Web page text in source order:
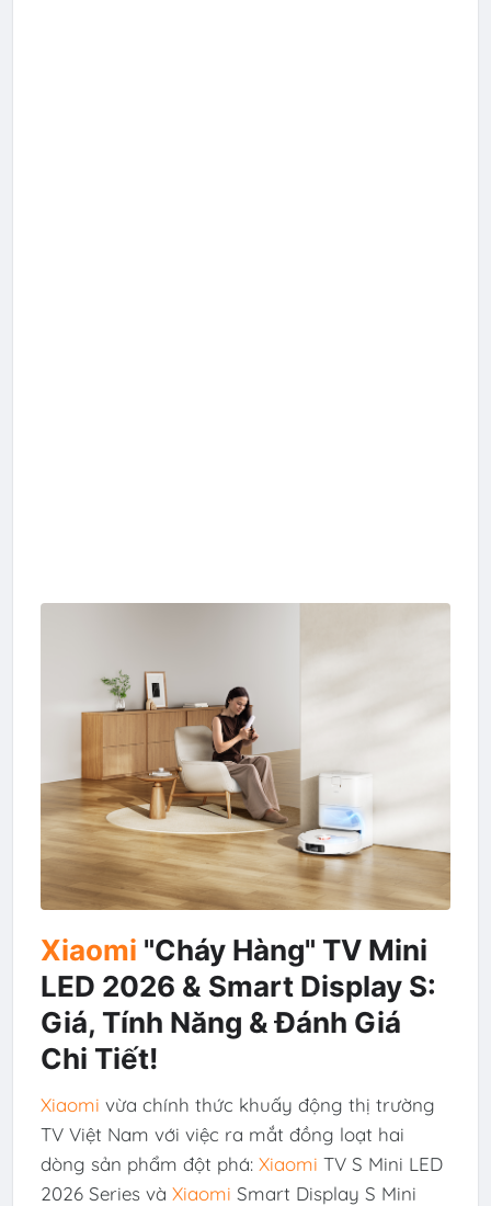
Xiaomi "Cháy Hàng" TV Mini
LED 2026 & Smart Display S:
Giá, Tính Năng & Đánh Giá
Chi Tiết!
Xiaomi vừa chính thức khuấy động thị trường
TV Việt Nam với việc ra mắt đồng loạt hai
dòng sản phẩm đột phá: Xiaomi TV S Mini LED
2026 Series và Xiaomi Smart Display S Mini